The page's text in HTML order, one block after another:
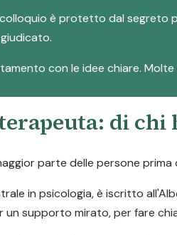
è protetto dal segreto
con le idee chiare.
di chi
parte delle persone
in psicologia, è iscritto
un supporto mirato, per fare